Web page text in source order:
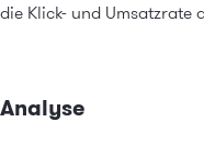
die Klick- und Umsatzrate
Analyse